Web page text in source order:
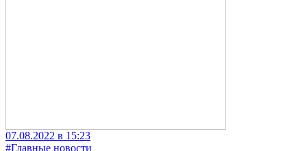
07.08.2022 в 15:23
#Главные новости